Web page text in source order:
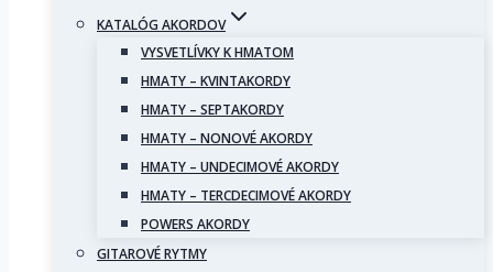
KATALÓG AKORDOV
VYSVETLÍVKY K HMATOM
HMATY – KVINTAKORDY
HMATY – SEPTAKORDY
HMATY – NONOVÉ AKORDY
HMATY – UNDECIMOVÉ AKORDY
HMATY – TERCDECIMOVÉ AKORDY
POWERS AKORDY
GITAROVÉ RYTMY